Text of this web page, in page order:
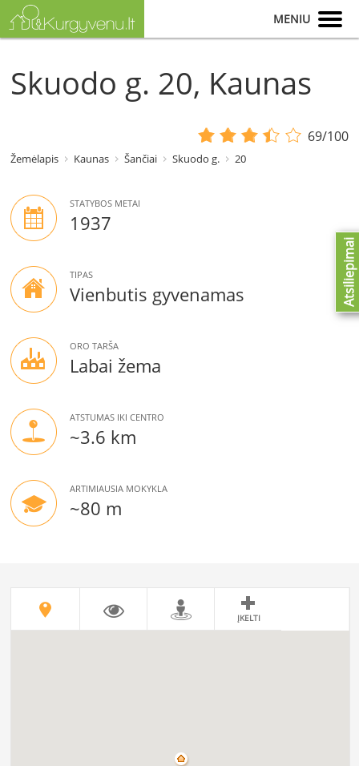
MENIU
Skuodo g. 20, Kaunas
69/100
Žemėlapis Kaunas Šančiai Skuodo g. 20
STATYBOS METAI
1937
TIPAS
Vienbutis gyvenamas
ORO TARŠA
Labai žema
ATSTUMAS IKI CENTRO
~3.6 km
ARTIMIAUSIA MOKYKLA
~80 m
ĮKELTI
Atsiliepimai